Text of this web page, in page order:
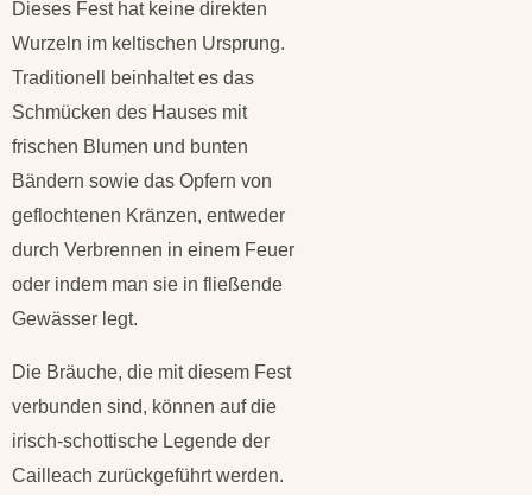
Dieses Fest hat keine direkten
Wurzeln im keltischen Ursprung.
Traditionell beinhaltet es das
Schmücken des Hauses mit
frischen Blumen und bunten
Bändern sowie das Opfern von
geflochtenen Kränzen, entweder
durch Verbrennen in einem Feuer
oder indem man sie in fließende
Gewässer legt.
Die Bräuche, die mit diesem Fest
verbunden sind, können auf die
irisch-schottische Legende der
Cailleach zurückgeführt werden.